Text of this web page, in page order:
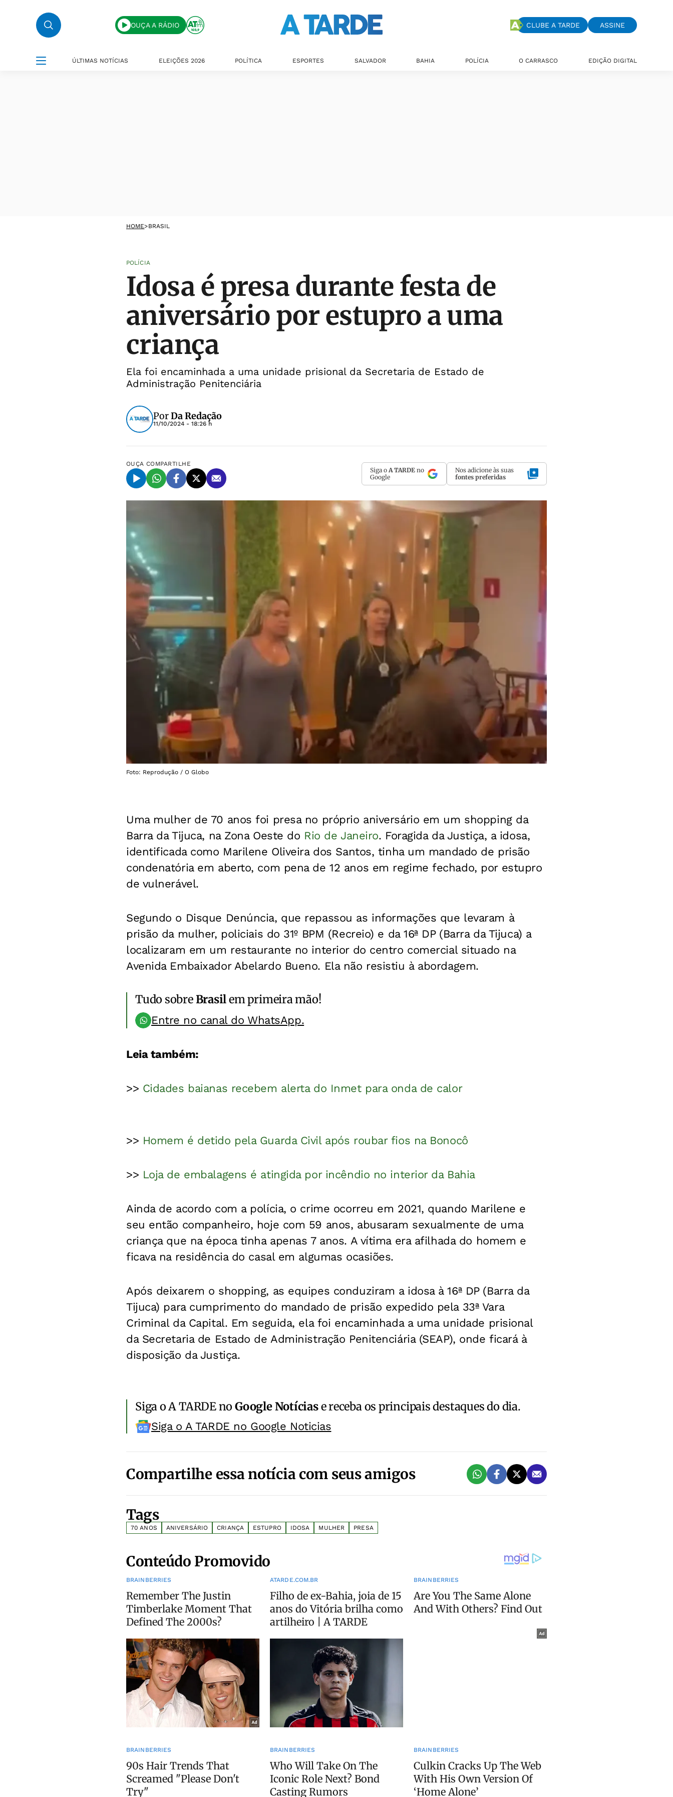
OUÇA A RÁDIO CLUBE A TARDE ASSINE
ÚLTIMAS NOTÍCIAS ELEIÇÕES 2026 POLÍTICA ESPORTES SALVADOR BAHIA POLÍCIA O CARRASCO EDIÇÃO DIGITAL
HOME>BRASIL
POLÍCIA
Idosa é presa durante festa de
aniversário por estupro a uma
criança
Ela foi encaminhada a uma unidade prisional da Secretaria de Estado de
Administração Penitenciária
PorDa Redação
11/10/2024 - 18:26 h
OUÇA COMPARTILHE
Siga o A TARDE no
Google
Nos adicione às suas
fontes preferidas
Foto: Reprodução / O Globo
Uma mulher de 70 anos foi presa no próprio aniversário em um shopping da
Barra da Tijuca, na Zona Oeste do Rio de Janeiro. Foragida da Justiça, a idosa,
identificada como Marilene Oliveira dos Santos, tinha um mandado de prisão
condenatória em aberto, com pena de 12 anos em regime fechado, por estupro
de vulnerável.
Segundo o Disque Denúncia, que repassou as informações que levaram à
prisão da mulher, policiais do 31º BPM (Recreio) e da 16ª DP (Barra da Tijuca) a
localizaram em um restaurante no interior do centro comercial situado na
Avenida Embaixador Abelardo Bueno. Ela não resistiu à abordagem.
Tudo sobreBrasilem primeira mão!
Entre no canal do WhatsApp.
Leia também:
>> Cidades baianas recebem alerta do Inmet para onda de calor
>> Homem é detido pela Guarda Civil após roubar fios na Bonocô
>> Loja de embalagens é atingida por incêndio no interior da Bahia
Ainda de acordo com a polícia, o crime ocorreu em 2021, quando Marilene e
seu então companheiro, hoje com 59 anos, abusaram sexualmente de uma
criança que na época tinha apenas 7 anos. A vítima era afilhada do homem e
ficava na residência do casal em algumas ocasiões.
Após deixarem o shopping, as equipes conduziram a idosa à 16ª DP (Barra da
Tijuca) para cumprimento do mandado de prisão expedido pela 33ª Vara
Criminal da Capital. Em seguida, ela foi encaminhada a uma unidade prisional
da Secretaria de Estado de Administração Penitenciária (SEAP), onde ficará à
disposição da Justiça.
Siga o A TARDE noGoogle Notíciase receba os principais destaques do dia.
Siga o A TARDE no Google Noticias
Compartilhe essa notícia com seus amigos
Tags
70 ANOS ANIVERSÁRIO CRIANÇA ESTUPRO IDOSA MULHER PRESA